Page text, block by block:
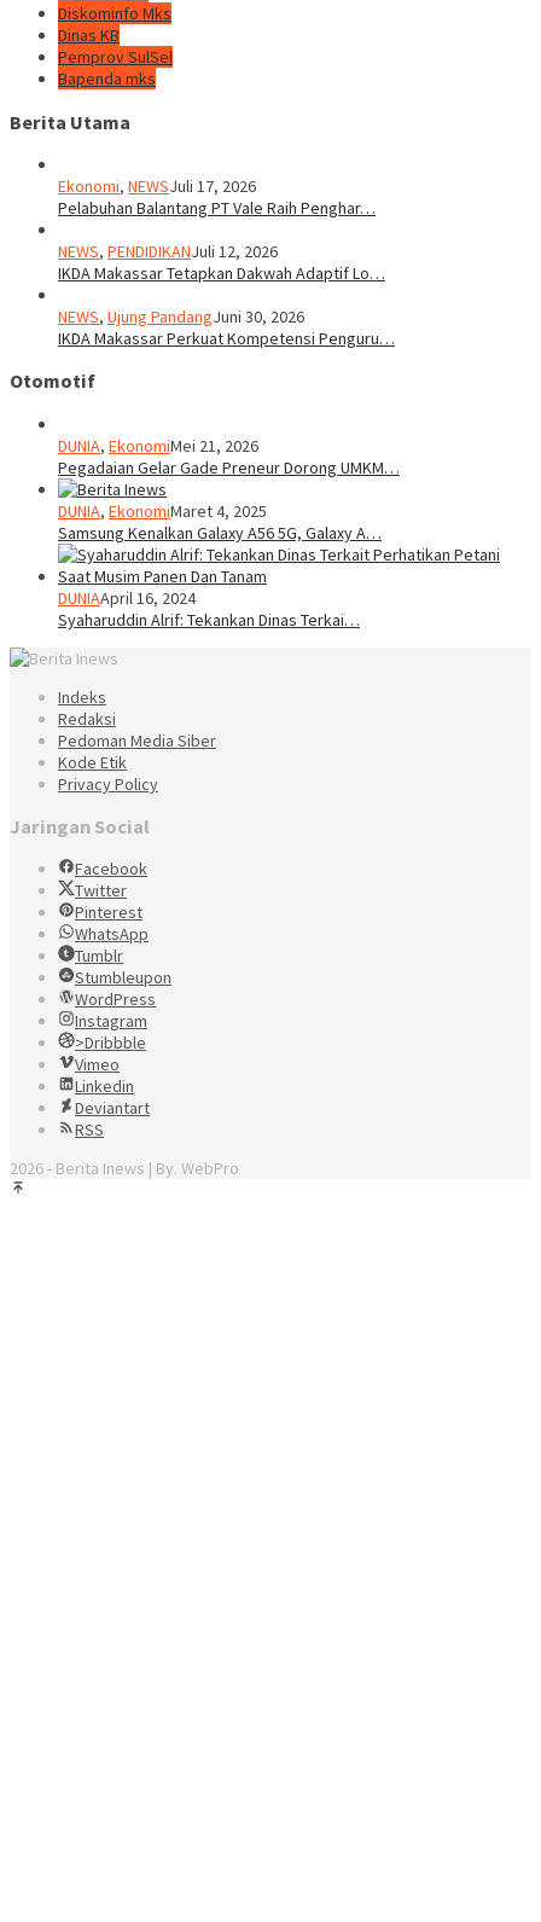
Diskominfo Mks
Dinas KB
Pemprov SulSel
Bapenda mks
Berita Utama
Ekonomi, NEWSJuli 17, 2026
Pelabuhan Balantang PT Vale Raih Penghar…
NEWS, PENDIDIKANJuli 12, 2026
IKDA Makassar Tetapkan Dakwah Adaptif Lo…
NEWS, Ujung PandangJuni 30, 2026
IKDA Makassar Perkuat Kompetensi Penguru…
Otomotif
DUNIA, EkonomiMei 21, 2026
Pegadaian Gelar Gade Preneur Dorong UMKM…
DUNIA, EkonomiMaret 4, 2025
Samsung Kenalkan Galaxy A56 5G, Galaxy A…
DUNIAApril 16, 2024
Syaharuddin Alrif: Tekankan Dinas Terkai…
Indeks
Redaksi
Pedoman Media Siber
Kode Etik
Privacy Policy
Jaringan Social
Facebook
Twitter
Pinterest
WhatsApp
Tumblr
Stumbleupon
WordPress
Instagram
>Dribbble
Vimeo
Linkedin
Deviantart
RSS
2026 - Berita Inews | By. WebPro